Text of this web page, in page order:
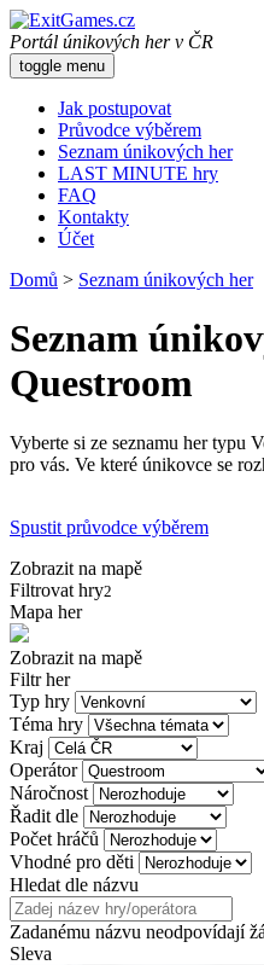
Portál únikových her v ČR
toggle menu
Jak postupovat
Průvodce výběrem
Seznam únikových her
LAST MINUTE hry
FAQ
Kontakty
Účet
Domů > Seznam únikových her
Seznam
Questroom
Vyberte si ze seznamu her typu
pro vás. Ve které únikovce se
Spustit průvodce výběrem
Zobrazit na mapě
Filtrovat hry2
Mapa her
Zobrazit na mapě
Filtr her
Typ hry
Téma hry
Kraj
Operátor
Náročnost
Řadit dle
Počet hráčů
Vhodné pro děti
Hledat dle názvu
Zadanému názvu neodpovídají
Sleva